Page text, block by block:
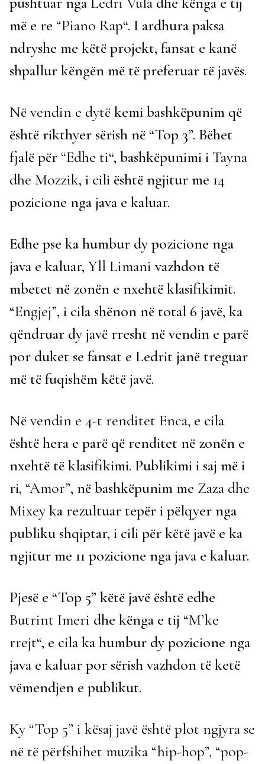
më e re “Piano Rap“. I ardhura paksa
ndryshe me këtë projekt, fansat e kanë
shpallur këngën më të preferuar të javës.
Në vendin e dytë kemi bashkëpunim që
është rikthyer sërish në “Top 3”. Bëhet
fjalë për “Edhe ti“, bashkëpunimi iTayna
dhe Mozzik, i cili është ngjitur me 14
pozicione nga java e kaluar.
Edhe pse ka humbur dy pozicione nga
java e kaluar, Yll Limani vazhdon të
mbetet në zonën e nxehtë klasifikimit.
“Engjej”, i cila shënon në total 6 javë, ka
qëndruar dy javë rresht në vendin e parë
por duket se fansat e Ledrit janë treguar
më të fuqishëm këtë javë.
Në vendin e 4-t renditet Enca, e cila
është hera e parë që renditet në zonën e
nxehtë të klasifikimi. Publikimi i saj më i
ri, “Amor”, në bashkëpunim me Zaza dhe
Mixeyka rezultuar tepër i pëlqyer nga
publiku shqiptar, i cili për këtë javë e ka
ngjitur me 11 pozicione nga java e kaluar.
Pjesë e “Top 5” këtë javë është edhe
Butrint Imeri dhe kënga e tij “M’ke
rrejt“, e cila ka humbur dy pozicione nga
java e kaluar por sërish vazhdon të ketë
vëmendjen e publikut.
Ky “Top 5” i kësaj javë është plot ngjyra se
në të përfshihet muzika “hip-hop”, “pop-